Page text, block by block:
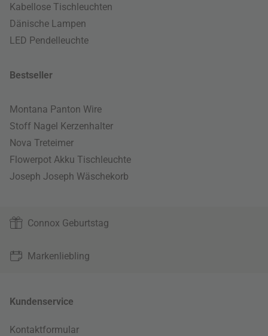
Kabellose Tischleuchten
Dänische Lampen
LED Pendelleuchte
Bestseller
Montana Panton Wire
Stoff Nagel Kerzenhalter
Nova Treteimer
Flowerpot Akku Tischleuchte
Joseph Joseph Wäschekorb
Connox Geburtstag
Markenliebling
Kundenservice
Kontaktformular